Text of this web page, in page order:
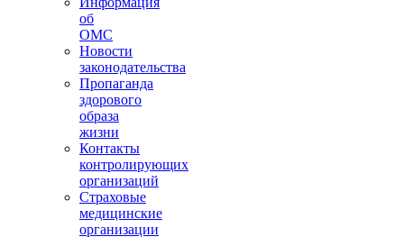
об
ОМС
Новости
законодательства
Пропаганда
здорового
образа
жизни
Контакты
контролирующих
организаций
Страховые
медицинские
организации